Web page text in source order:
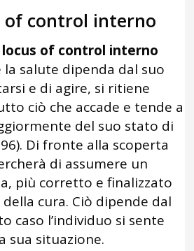
of control interno
locus of control interno
la salute dipenda dal suo
e di agire, si ritiene
ciò che accade e tende a
del suo stato di
Di fronte alla scoperta
di assumere un
più corretto e finalizzato
cura. Ciò dipende dal
caso l’individuo si sente
sua situazione.